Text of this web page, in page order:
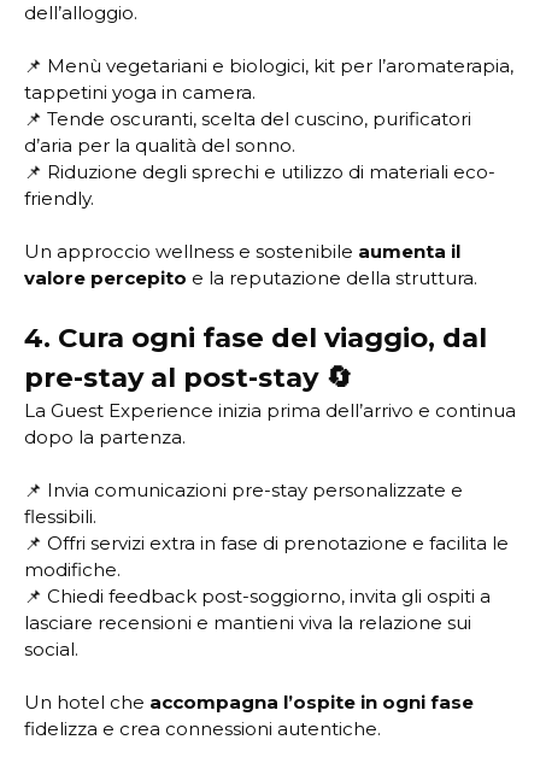
dell’alloggio.
📌 Menù vegetariani e biologici, kit per l’aromaterapia,
tappetini yoga in camera.
📌 Tende oscuranti, scelta del cuscino, purificatori
d’aria per la qualità del sonno.
📌 Riduzione degli sprechi e utilizzo di materiali eco-
friendly.
Un approccio wellness e sostenibile aumenta il
valore percepito e la reputazione della struttura.
4. Cura ogni fase del viaggio, dal
pre-stay al post-stay 🔄
La Guest Experience inizia prima dell’arrivo e continua
dopo la partenza.
📌 Invia comunicazioni pre-stay personalizzate e
flessibili.
📌 Offri servizi extra in fase di prenotazione e facilita le
modifiche.
📌 Chiedi feedback post-soggiorno, invita gli ospiti a
lasciare recensioni e mantieni viva la relazione sui
social.
Un hotel che accompagna l’ospite in ogni fase
fidelizza e crea connessioni autentiche.